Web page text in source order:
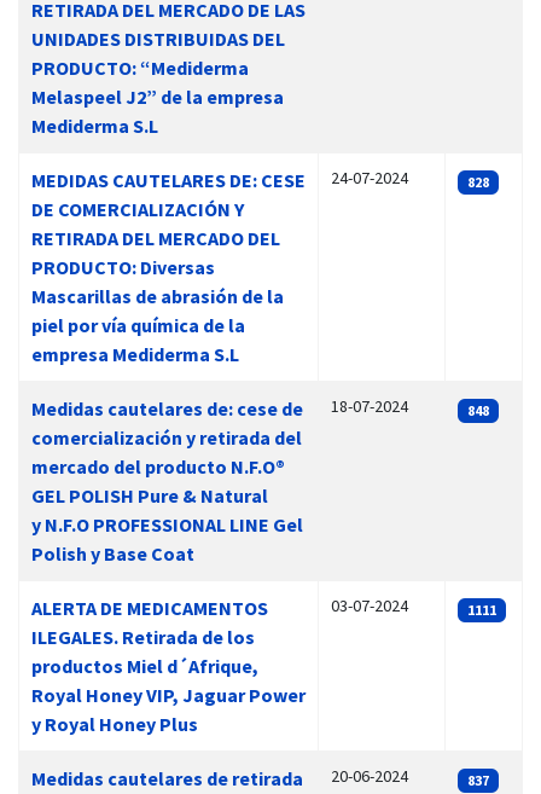
RETIRADA DEL MERCADO DE LAS
UNIDADES DISTRIBUIDAS DEL
PRODUCTO: “Mediderma
Melaspeel J2” de la empresa
Mediderma S.L
MEDIDAS CAUTELARES DE: CESE
DE COMERCIALIZACIÓN Y
RETIRADA DEL MERCADO DEL
PRODUCTO: Diversas
Mascarillas de abrasión de la
piel por vía química de la
empresa Mediderma S.L
24-07-2024 828
Medidas cautelares de: cese de
comercialización y retirada del
mercado del producto N.F.O®
GEL POLISH Pure & Natural
y N.F.O PROFESSIONAL LINE Gel
Polish y Base Coat
18-07-2024 848
ALERTA DE MEDICAMENTOS
ILEGALES. Retirada de los
productos Miel d´Afrique,
Royal Honey VIP, Jaguar Power
y Royal Honey Plus
03-07-2024 1111
Medidas cautelares de retirada
20-06-2024 837